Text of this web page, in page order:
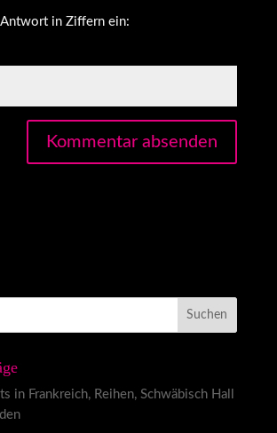
in Ziffern ein:
in Frankreich, Reihen, Schwäbisch Hall